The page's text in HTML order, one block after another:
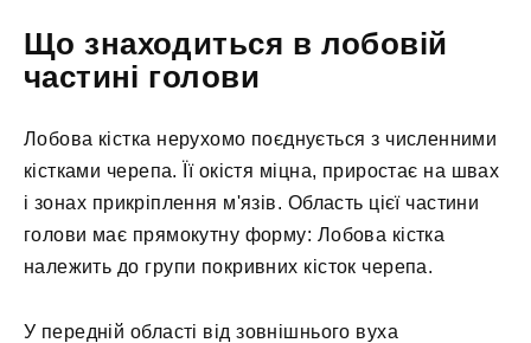
Що знаходиться в лобовій
частині голови
Лобова кістка нерухомо поєднується з численними
кістками черепа. Її окістя міцна, приростає на швах
і зонах прикріплення м'язів. Область цієї частини
голови має прямокутну форму: Лобова кістка
належить до групи покривних кісток черепа.
У передній області від зовнішнього вуха